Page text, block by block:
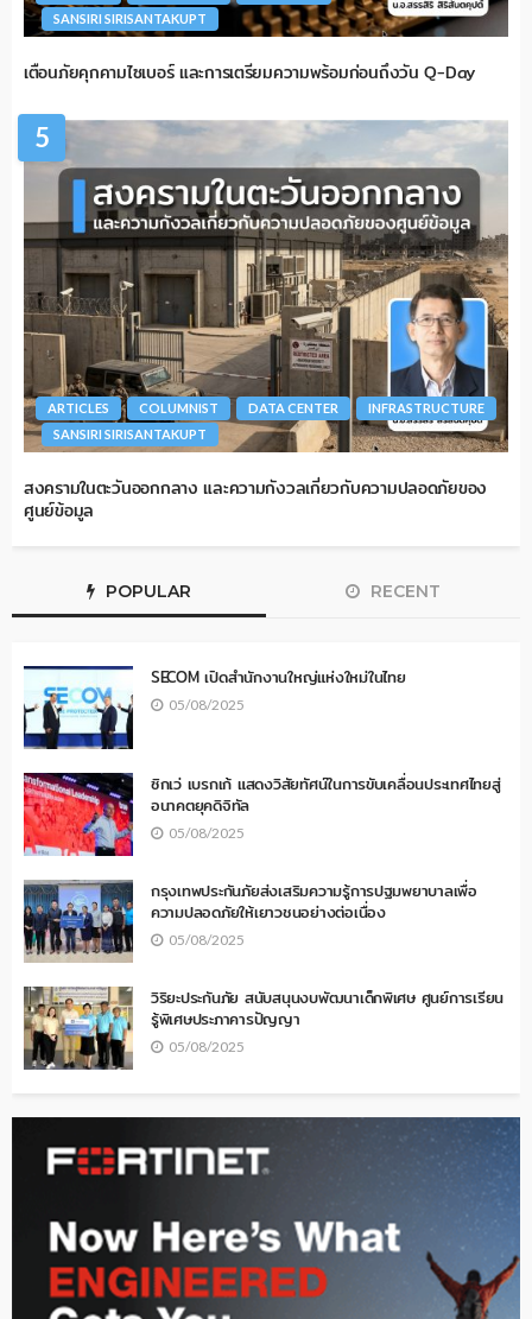
SANSIRI SIRISANTAKUPT
เตือนภัยคุกคามไซเบอร์ และการเตรียมความพร้อมก่อนถึงวัน Q-Day
5
ARTICLES COLUMNIST DATA CENTER
INFRASTRUCTURE
SANSIRI SIRISANTAKUPT
สงครามในตะวันออกกลาง และความกังวลเกี่ยวกับความปลอดภัยของ
ศูนย์ข้อมูล
POPULAR RECENT
SECOM เปิดสำนักงานใหญ่แห่งใหม่ในไทย
05/08/2025
ซิกเว่ เบรกเก้ แสดงวิสัยทัศน์ในการขับเคลื่อนประเทศไทยสู่
อนาคตยุคดิจิทัล
05/08/2025
กรุงเทพประกันภัยส่งเสริมความรู้การปฐมพยาบาลเพื่อ
ความปลอดภัยให้เยาวชนอย่างต่อเนื่อง
05/08/2025
วิริยะประกันภัย สนับสนุนงบพัฒนาเด็กพิเศษ ศูนย์การเรียน
รู้พิเศษประภาคารปัญญา
05/08/2025